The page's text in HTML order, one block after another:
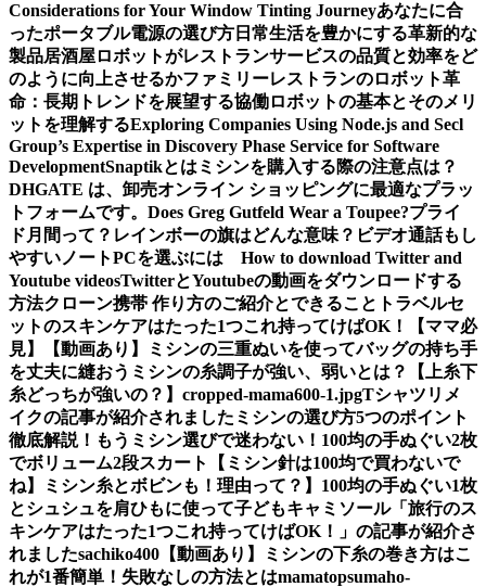
Considerations for Your Window Tinting Journeyあなたに合
ったポータブル電源の選び方 日常生活を豊かにする革新的な
製品居酒屋ロボットがレストランサービスの品質と効率をど
のように向上させるかファミリーレストランのロボット革
命：長期トレンドを展望する協働ロボットの基本とそのメリ
ットを理解するExploring Companies Using Node.js and Secl
Group’s Expertise in Discovery Phase Service for Software
DevelopmentSnaptikとは ミシンを購入する際の注意点は？
DHGATE は、卸売オンライン ショッピングに最適なプラッ
トフォームです。 Does Greg Gutfeld Wear a Toupee?プライ
ド月間って？レインボーの旗はどんな意味？ ビデオ通話もし
やすいノートPCを選ぶには How to download Twitter and
Youtube videosTwitterとYoutubeの動画をダウンロードする
方法クローン携帯 作り方のご紹介とできること トラベルセ
ットのスキンケアはたった1つこれ持ってけばOK！【ママ必
見】
【動画あり】ミシンの三重ぬいを使ってバッグの持ち手
を丈夫に縫おう ミシンの糸調子が強い、弱いとは？【上糸下
糸どっちが強いの？】 cropped-mama600-1.jpgTシャツリメ
イクの記事が紹介されました ミシンの選び方5つのポイント
徹底解説！もうミシン選びで迷わない！ 100均の手ぬぐい2枚
でボリューム2段スカート
【ミシン針は100均で買わないで
ね】ミシン糸とボビンも！理由って？】 100均の手ぬぐい1枚
とシュシュを肩ひもに使って子どもキャミソール「旅行のス
キンケアはたった1つこれ持ってけばOK！」の記事が紹介さ
れましたsachiko400 【動画あり】ミシンの下糸の巻き方はこ
れが1番簡単！失敗なしの方法とはmamatopsumaho-